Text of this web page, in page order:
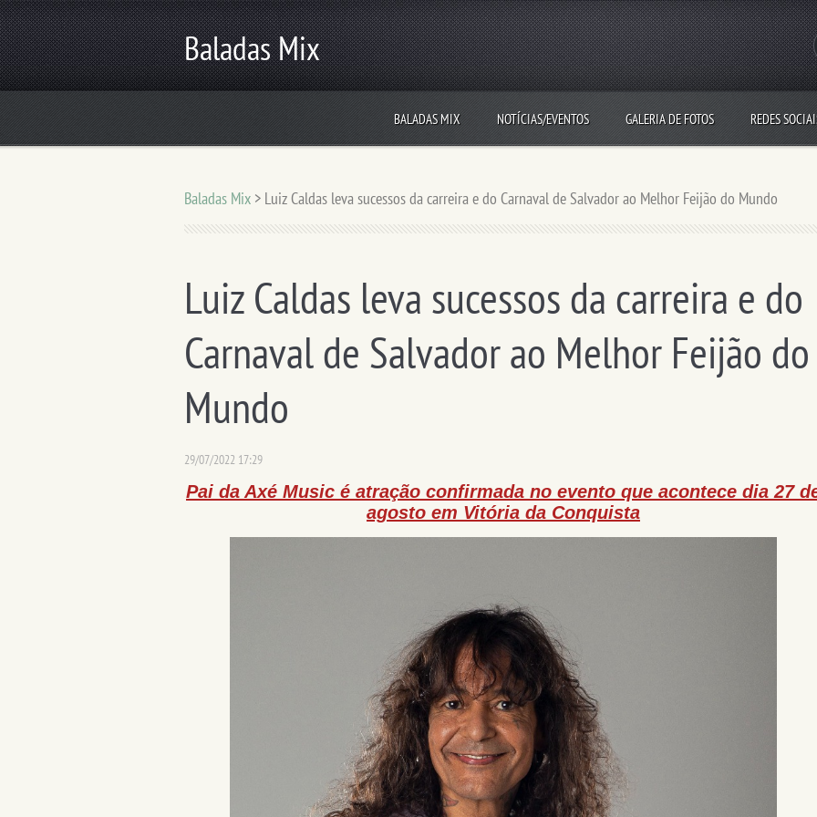
Baladas Mix
BALADAS MIX NOTÍCIAS/EVENTOS GALERIA DE FOTOS REDES
Baladas Mix > Luiz Caldas leva sucessos da carreira e do Carnaval de Salvador ao Melhor Feijão do Mundo
Luiz Caldas leva sucessos da carreira e do
Carnaval de Salvador ao Melhor Feijão do
Mundo
29/07/2022 17:29
Pai da Axé Music é atração confirmada no evento que acontece dia 27
agosto em Vitória da Conquista